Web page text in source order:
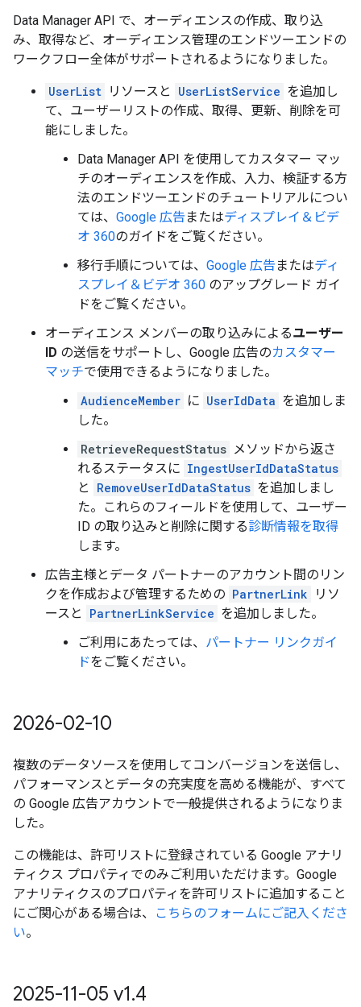
Data Manager API で、オーディエンスの作成、取り込
み、取得など、オーディエンス管理のエンドツーエンドの
ワークフロー全体がサポートされるようになりました。
UserList リソースと UserListService を追加し
て、ユーザーリストの作成、取得、更新、削除を可
能にしました。
Data Manager API を使用してカスタマー マッ
チのオーディエンスを作成、入力、検証する方
法のエンドツーエンドのチュートリアルについ
ては、 Google 広告 またはディスプレイ＆ビデ
オ 360のガイドをご覧ください。
移行手順については、 Google 広告 またはディ
スプレイ＆ビデオ 360 のアップグレード ガイ
ドをご覧ください。
オーディエンス メンバーの取り込みによるユーザー
ID の送信をサポートし、Google 広告のカスタマー
マッチで使用できるようになりました。
AudienceMember に UserIdData を追加しま
した。
RetrieveRequestStatus メソッドから返さ
れるステータスに IngestUserIdDataStatus
と
RemoveUserIdDataStatus を追加しまし
た。これらのフィールドを使用して、ユーザー
ID の取り込みと削除に関する診断情報を取得
します。
広告主様とデータ パートナーのアカウント間のリン
クを作成および管理するための PartnerLink
リソ
ースと
PartnerLinkService を追加しました。
ご利用にあたっては、 パートナー リンクガイ
ドをご覧ください。
2026-02-10
複数のデータソースを使用してコンバージョンを送信し、
パフォーマンスとデータの充実度を高める機能が、すべて
の Google 広告アカウントで一般提供されるようになりま
した。
この機能は、許可リストに登録されている Google アナリ
ティクス プロパティでのみご利用いただけます。Google
アナリティクスのプロパティを許可リストに追加すること
にご関心がある場合は、
こちらのフォームにご記入くださ
い。
2025-11-05 v1.4